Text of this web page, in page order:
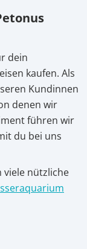
dein
kaufen. Als
Kundinnen
denen wir
führen wir
du bei uns
viele nützliche